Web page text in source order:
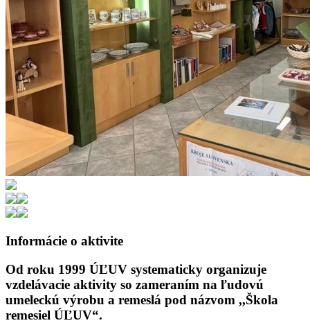
Informácie o aktivite
Od roku 1999 ÚĽUV systematicky organizuje
vzdelávacie aktivity so zameraním na ľudovú
umeleckú výrobu a remeslá pod názvom ,,Škola
remesiel ÚĽUV“.